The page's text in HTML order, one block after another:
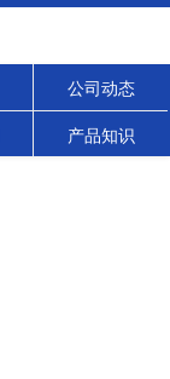
公司动态
产品知识